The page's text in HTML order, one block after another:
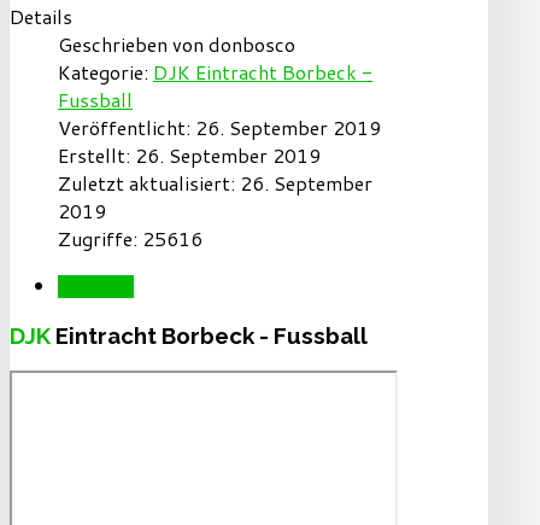
Details
Geschrieben von donbosco
Kategorie: DJK Eintracht Borbeck -
Fussball
Veröffentlicht: 26. September 2019
Erstellt: 26. September 2019
Zuletzt aktualisiert: 26. September
2019
Zugriffe: 25616
DJK Eintracht Borbeck - Fussball